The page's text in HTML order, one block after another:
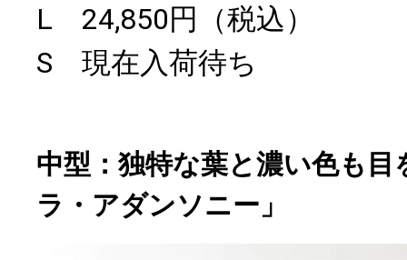
L 24,850円（税込）
S 現在入荷待ち
中型：独特な葉と濃い色も
ラ・アダンソニー」